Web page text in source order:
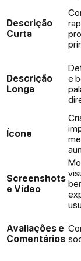
Descrição
Curta
Descrição
Longa
e
Ícone
Screenshots
e Vídeo
Avaliações e
Comentários